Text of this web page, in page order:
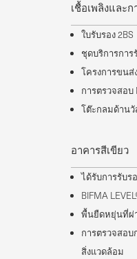
เชื้อเพลิงและ
ใบรับรอง 2BS
ชุดบริการการ
โครงการขนส่
การตรวจสอบ
โต๊ะกลมด้านวั
อาคารสีเขียว
ได้รับการรับร
BIFMA
พื้นยืดหยุ่นที่ผ่
การตรวจสอ
สิ่งแวดล้อม